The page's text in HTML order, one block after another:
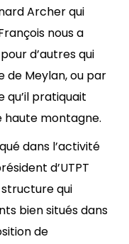
Archer qui
nous a
d’autres qui
de Meylan, ou par
pratiquait
haute montagne.
dans l’activité
d’UTPT
qui
bien situés dans
de